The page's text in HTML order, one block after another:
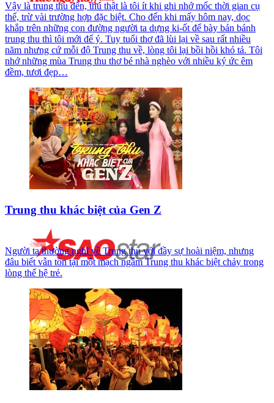
Vậy là trung thu đến, thú thật là tôi ít khi ghi nhớ mốc thời gian cụ
thể, trừ vài trường hợp đặc biệt. Cho đến khi mấy hôm nay, dọc
khắp trên những con đường người ta dựng ki-ốt để bày bán bánh
trung thu thì tôi mới để ý. Tuy tuổi thơ đã lùi lại về sau rất nhiều
năm nhưng cứ mỗi độ Trung thu về, lòng tôi lại bồi hồi khó tả. Tôi
nhớ những mùa Trung thu thơ bé nhà nghèo với nhiều ký ức êm
đềm, tươi đẹp…
Trung thu khác biệt của Gen Z
Người ta thường nghĩ về Trung thu với đầy sự hoài niệm, nhưng
đâu biết vẫn tồn tại một mạch ngầm Trung thu khác biệt chảy trong
lòng thế hệ trẻ.